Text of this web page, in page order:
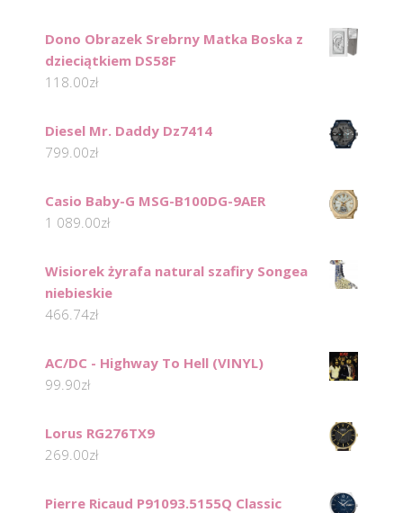
Dono Obrazek Srebrny Matka Boska z
dzieciątkiem DS58F
118.00zł
Diesel Mr. Daddy Dz7414
799.00zł
Casio Baby-G MSG-B100DG-9AER
1 089.00zł
Wisiorek żyrafa natural szafiry Songea
niebieskie
466.74zł
AC/DC - Highway To Hell (VINYL)
99.90zł
Lorus RG276TX9
269.00zł
Pierre Ricaud P91093.5155Q Classic